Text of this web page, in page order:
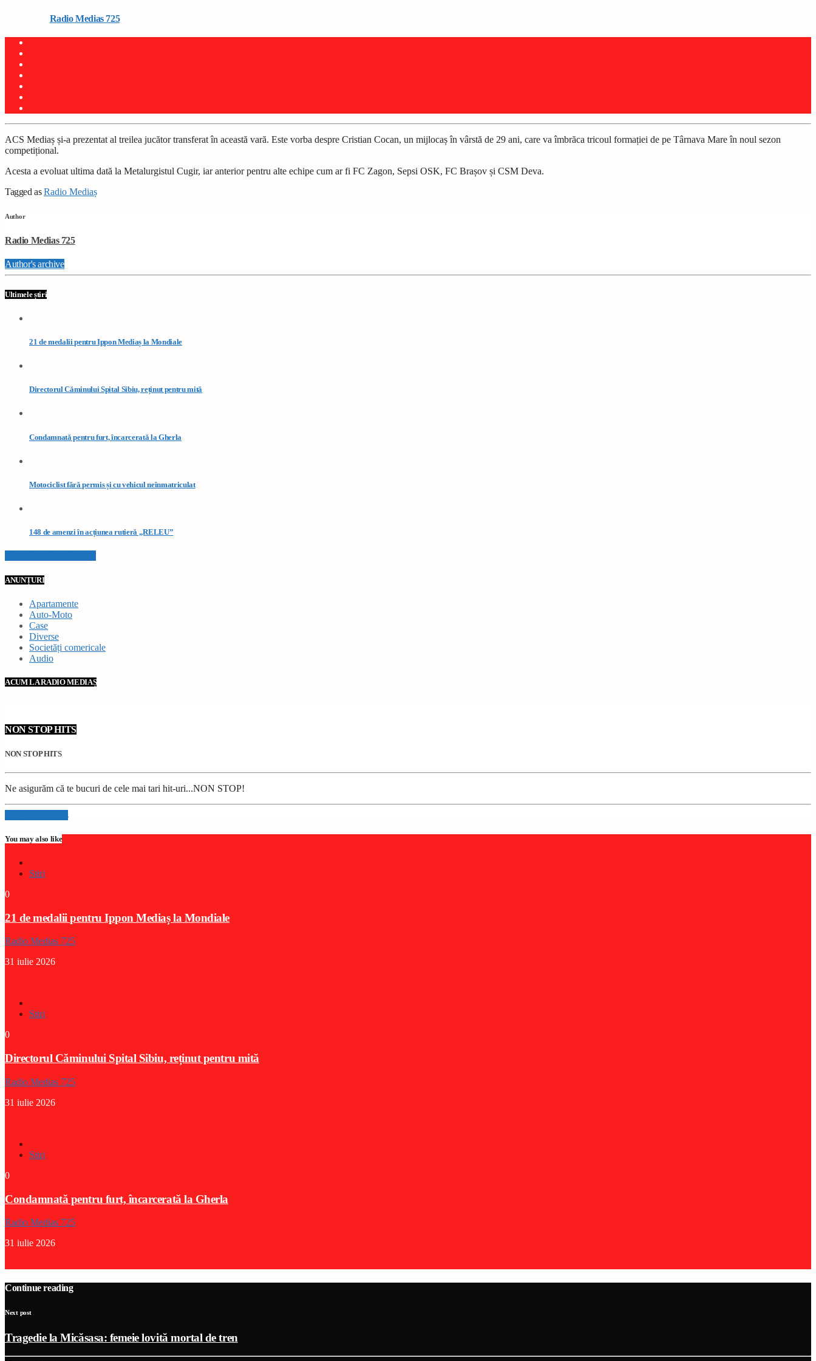
Radio Medias 725on 29 iulie 2025
ACS Mediaș și-a prezentat al treilea jucător transferat în această vară. Este vorba despre Cristian Cocan, un mijlocaș în vârstă de 29 ani, care va îmbrăca tricoul formației de pe Târnava Mare în noul sezon
competițional.
Acesta a evoluat ultima dată la Metalurgistul Cugir, iar anterior pentru alte echipe cum ar fi FC Zagon, Sepsi OSK, FC Brașov și CSM Deva.
Tagged asRadio Mediaș
Author
Radio Medias 725
Author's archive
Ultimele știri
21 de medalii pentru Ippon Mediaș la Mondiale
Directorul Căminului Spital Sibiu, reținut pentru mită
Condamnată pentru furt, încarcerată la Gherla
Motociclist fără permis și cu vehicul neînmatriculat
148 de amenzi în acțiunea rutieră „RELEU”
ANUNȚURI
Apartamente
Auto-Moto
Case
Diverse
Societăți comericale
Audio
ACUM LA RADIO MEDIAȘ
NON STOP HITS
NON STOP HITS
Ne asigurăm că te bucuri de cele mai tari hit-uri...NON STOP!
Info and episodes
You may also like
Stiri
0
21 de medalii pentru Ippon Mediaș la Mondiale
Radio Medias 725
31 iulie 2026
Stiri
0
Directorul Căminului Spital Sibiu, reținut pentru mită
Radio Medias 725
31 iulie 2026
Stiri
0
Condamnată pentru furt, încarcerată la Gherla
Radio Medias 725
31 iulie 2026
Continue reading
Next post
Tragedie la Micăsasa: femeie lovită mortal de tren